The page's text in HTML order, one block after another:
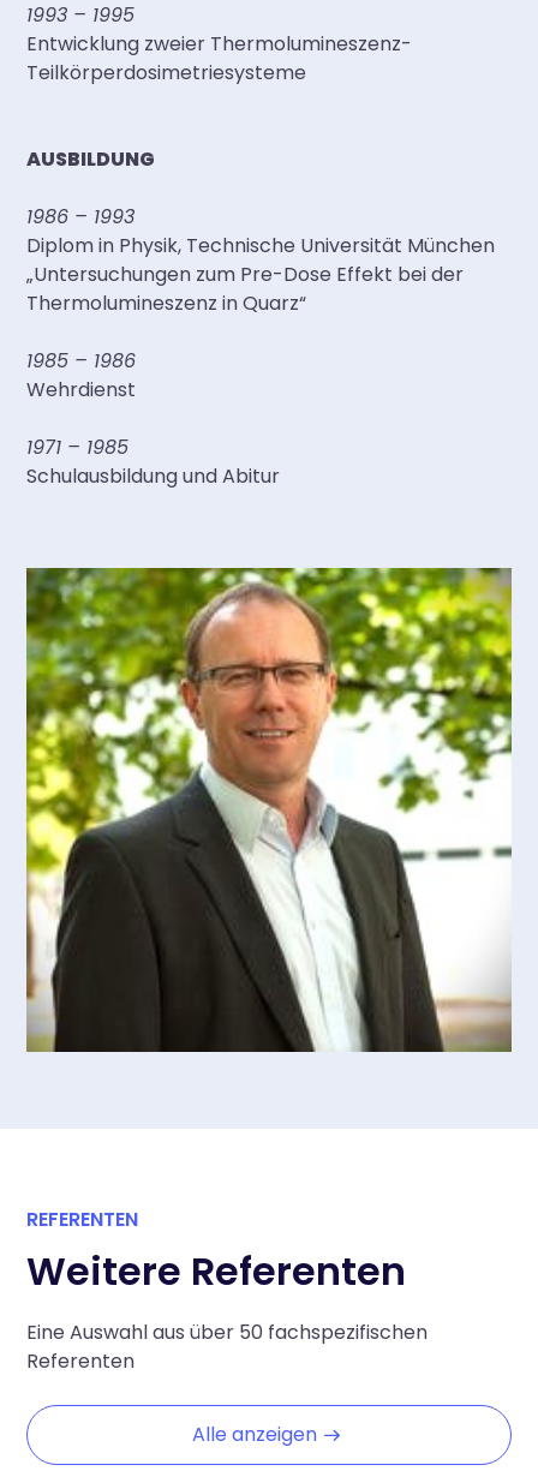
1993 – 1995
Entwicklung zweier Thermolumineszenz-
Teilkörperdosimetriesysteme
AUSBILDUNG
1986 – 1993
Diplom in Physik, Technische Universität München
„Untersuchungen zum Pre-Dose Effekt bei der
Thermolumineszenz in Quarz“
1985 – 1986
Wehrdienst
1971 – 1985
Schulausbildung und Abitur
REFERENTEN
Weitere Referenten
Eine Auswahl aus über 50 fachspezifischen
Referenten
Alle anzeigen